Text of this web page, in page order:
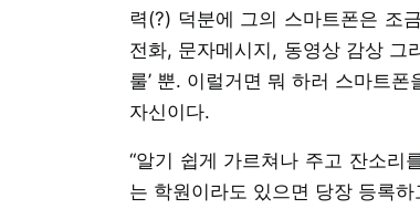
력(?) 덕분에 그의 스마트폰은 조
전화, 문자메시지, 동영상 감상 그
룰’ 뿐. 이럴거면 뭐 하러 스마트
자신이다.
“알기 쉽게 가르쳐나 주고 잔소리
는 학원이라도 있으면 당장 등록